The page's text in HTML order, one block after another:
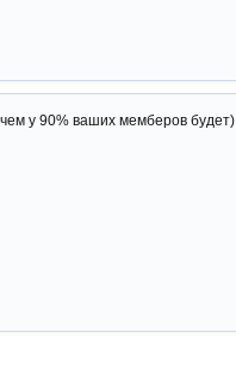
у 90% ваших мемберов будет)